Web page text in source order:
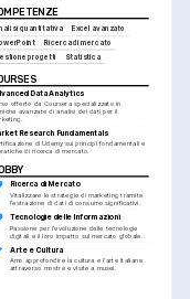
quantitativa
Excel avanzato
Ricerca di mercato
progetti
Statistica
Data Analytics
offerto da Coursera specializzato in
avanzate di analisi dei dati per il
Research Fundamentals
di Udemy sui principi fondamentali e
di ricerca di mercato.
Ricerca di Mercato
Vitalizzare le strategie di marketing tramite
l'estrazione di dati di consumo significativi.
Tecnologie delle Informazioni
Passione per l'evoluzione delle tecnologie
digitali e il loro impatto sul mercato globale.
Arte e Cultura
Amo approfondire la cultura e l'arte italiane
attraverso mostre e visite a musei.